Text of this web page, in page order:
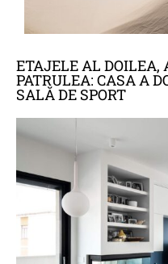
ETAJELE AL DOILEA,
PATRULEA: CASA A
SALĂ DE SPORT